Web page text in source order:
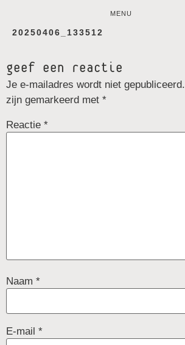
MENU
20250406_133512
geef een reactie
Je e-mailadres wordt niet gepubliceerd.
zijn gemarkeerd met *
Reactie *
Naam *
E-mail *